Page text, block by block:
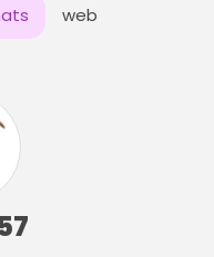
web